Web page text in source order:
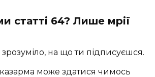
статті 64? Лише мрії
на що ти підписуєшся.
може здатися чимось